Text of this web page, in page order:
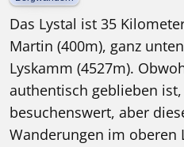
Das Lystal ist 35
Martin (400m), ganz
Lyskamm (4527m).
authentisch geblieben
besuchenswert, aber
Wanderungen im oberen